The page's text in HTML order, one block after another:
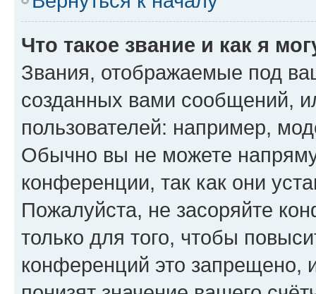
Что такое звание и как я
Звания, отображаемые под
созданных вами сообщений,
пользователей: например,
Обычно вы не можете
конференции, так как они
Пожалуйста, не засоряйте
только для того, чтобы
конференций это запрещено,